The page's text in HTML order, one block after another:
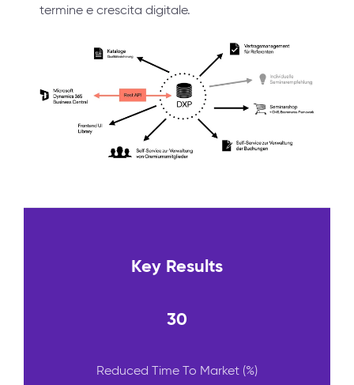
termine e crescita digitale.
Key Results
30
Reduced Time To Market (%)